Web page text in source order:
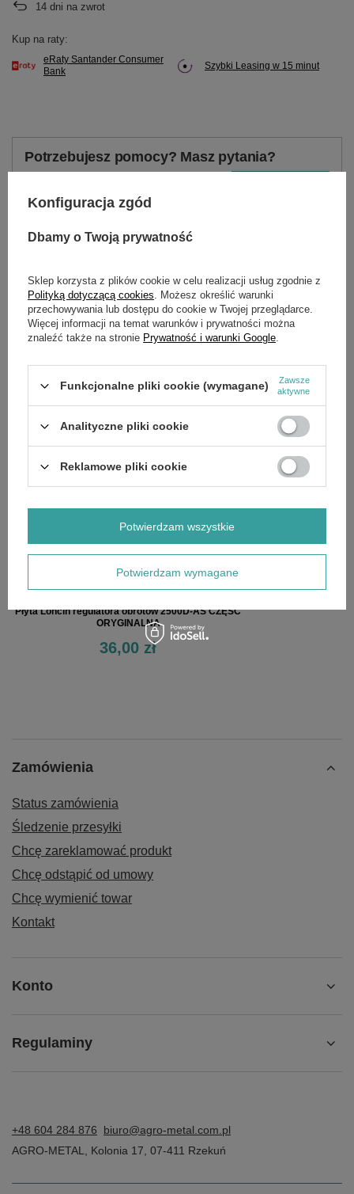
14 dni na zwrot
Kup na raty:
eRaty Santander Consumer
Bank
Szybki Leasing w 15 minut
Potrzebujesz pomocy? Masz pytania?
dla innych.
Płyta regulatora obrotów Loncin 2500(D)-AS 3000(D)-AS
LC2GF zam.171680004-T520 CZĘŚĆ ORYGINALNA
SZCZEGÓŁOWE DANE
OSTATNIO OGLĄDANE
Płyta Loncin regulatora obrotów 2500D-AS CZĘŚĆ
ORYGINALNA
36,00 zł
Zamówienia
Status zamówienia
Śledzenie przesyłki
Chcę zareklamować produkt
Chcę odstąpić od umowy
Chcę wymienić towar
Kontakt
Konto
Regulaminy
+48 604 284 876
biuro@agro-metal.com.pl
AGRO-METAL
Kolonia 17 07-411 Rzekuń
Konfiguracja zgód
Dbamy o Twoją prywatność
Sklep korzysta z plików cookie w celu realizacji usług zgodnie z
Polityką dotyczącą cookies . Możesz określić warunki
przechowywania lub dostępu do cookie w Twojej przeglądarce.
Więcej informacji na temat warunków i prywatności można
znaleźć także na stronie Prywatność i warunki Google
Funkcjonalne pliki cookie (wymagane)
Zawsze
aktywne
Analityczne pliki cookie
Reklamowe pliki cookie
Potwierdzam wymagane
Potwierdzam wszystkie